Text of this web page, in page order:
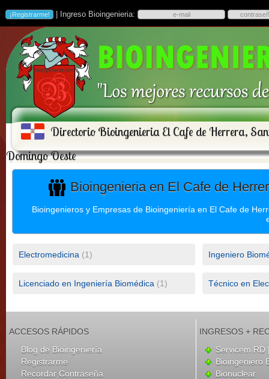
| Ingreso Bioingenieria:
Directorio Bioingenieria El Cafe de Herrera,
Domingo Oeste
Bioingenieria en El Cafe de
Bioingenieros y Empresas de Bioingeniería en El Cafe de
Electromedicina (1) Ingeniero
Licenciado en Ingeniería Biomédica (1) Técnico en
ACCESOS RÁPIDOS
Blog de Bioingeniería
Registrarme
Recordar Contraseña
INGRESOS +
Servicem.RD
Bioingeniero
Bionuclear